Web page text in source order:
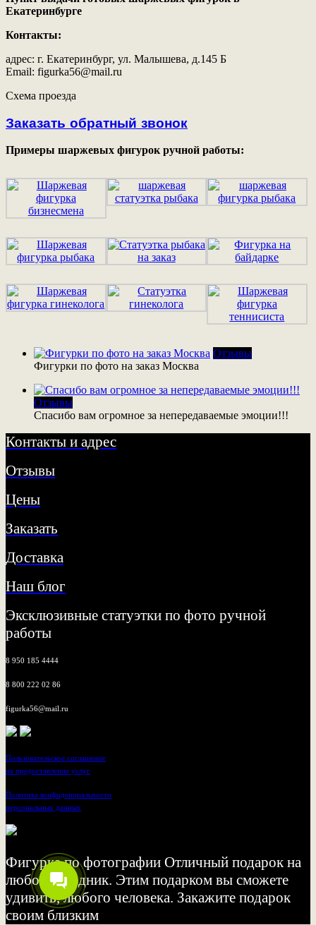
Екатеринбурге
Контакты:
адрес: г. Екатеринбург, ул. Малышева, д.145 Б
Email: figurka56@mail.ru
Схема проезда
Заказать обратный звонок
Примеры шаржевых фигурок ручной работы:
Отзывы
Фигурки по фото на заказ Москва
Отзывы
Спасибо вам огромное за непередаваемые эмоции!!!
Контакты и адрес
Отзывы
Цены
Заказать
Доставка
Наш блог
Эксклюзивные статуэтки по фото ручной
работы
8 950 185 4444
8 800 222 02 86
figurka56@mail.ru
Пользовательское соглашение
на предоставление услуг
Политика конфиденциальности
персональных данных
Фигурка по фотографии Отличный подарок на
любой праздник. Этим подарком вы сможете
удивить, любого человека. Закажите подарок
своим близким